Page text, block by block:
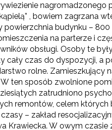
nagromadzonego
, bowiem zagrzana
powierzchnia budynku –
na parterze i
obsługi. Osoby te
cały czas do dyspozycji, a
rolne. Zamieszkujący
ten sposób zwolnione
zatrudniono
remontów, celem których
– zakład
Krawiecka. W owym czasie